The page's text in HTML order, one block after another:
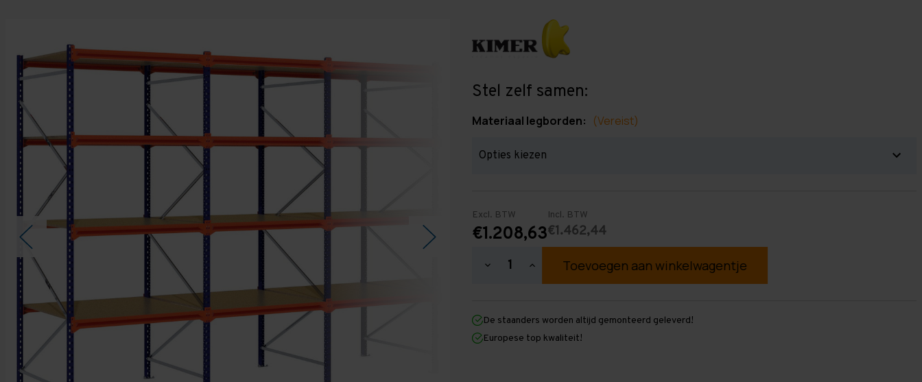
Stel zelf samen:
Materiaal legborden: (Vereist)
Excl. BTW
€1.208,63
Incl. BTW
€1.462,44
Hoeveelheid
3.000
mm
x
8.800
Hoeveelheid
verhogen
3.000
mm
x
8.800
De staanders worden altijd gemonteerd geleverd!
Europese top kwaliteit!